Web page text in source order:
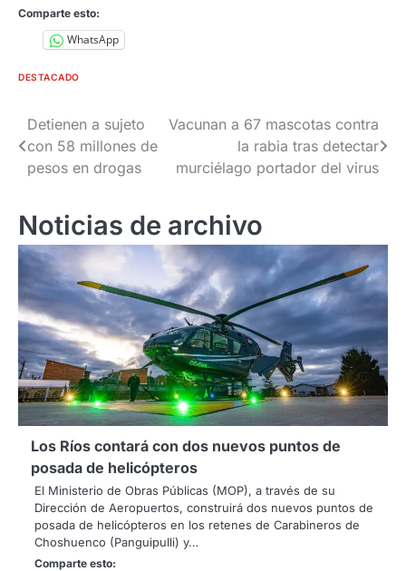
Comparte esto:
WhatsApp
DESTACADO
Navegación
de
Detienen a sujeto
con 58 millones de
pesos en drogas
Vacunan a 67 mascotas contra
la rabia tras detectar
murciélago portador del virus
Noticias de archivo
Los Ríos contará con dos nuevos puntos de
posada de helicópteros
El Ministerio de Obras Públicas (MOP), a través de su
Dirección de Aeropuertos, construirá dos nuevos puntos de
posada de helicópteros en los retenes de Carabineros de
Choshuenco (Panguipulli) y…
Comparte esto: